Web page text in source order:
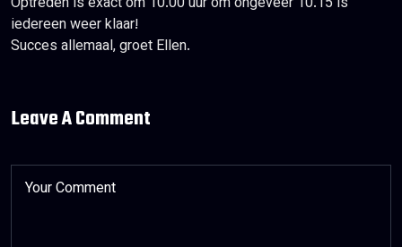
iedereen weer klaar!
Succes allemaal, groet Ellen.
Leave A Comment